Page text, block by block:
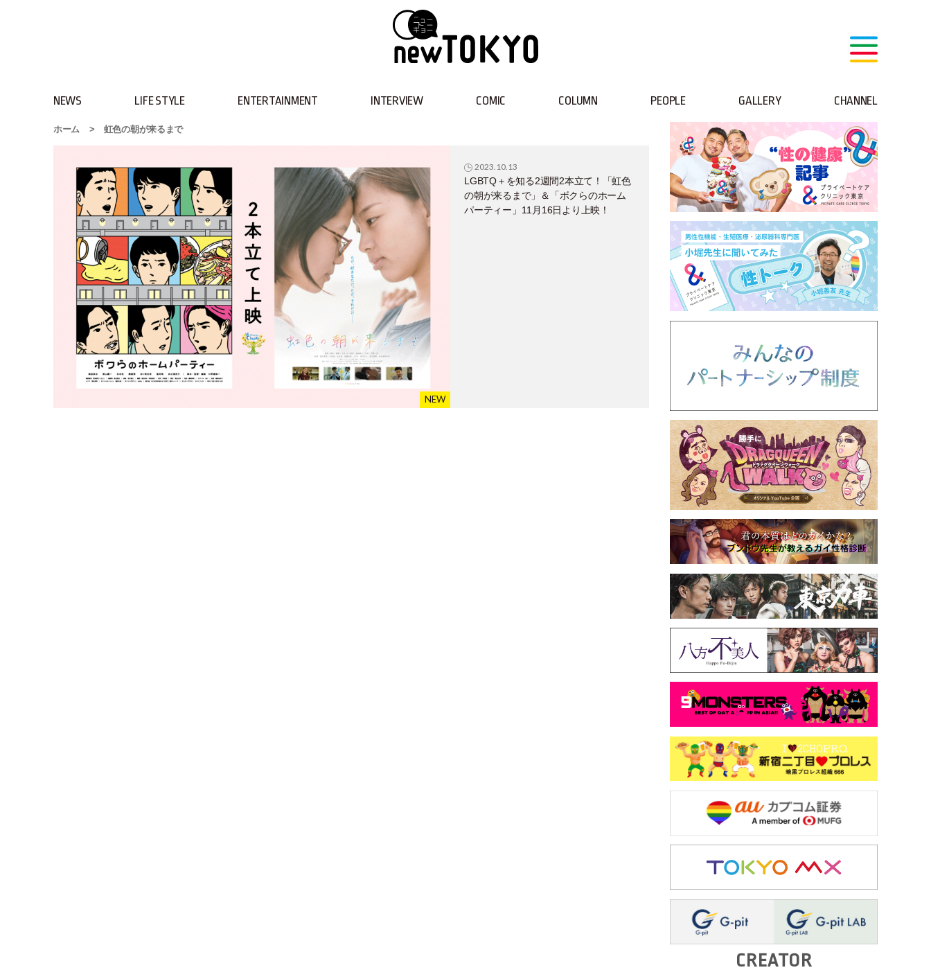
NEWS LIFE STYLE ENTERTAINMENT INTERVIEW COMIC COLUMN PEOPLE GALLERY CHANNEL
ホーム > 虹色の朝が来るまで
2023.10.13
LGBTQ＋を知る2週間2本立て！「虹色
の朝が来るまで」＆「ボクらのホーム
パーティー」11月16日より上映！
CREATOR